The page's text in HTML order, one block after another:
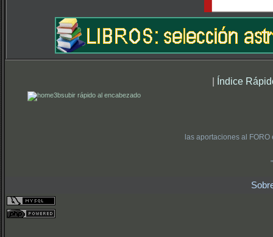
| Índice
subir rápido al encabezado
las aportaciones al